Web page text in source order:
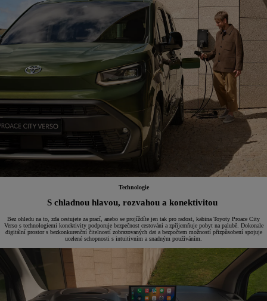
Technologie
S chladnou hlavou, rozvahou a konektivitou
Bez ohledu na to, zda cestujete za prací, anebo se projíždíte jen tak pro radost, kabina Toyoty Proace City
Verso s technologiemi konektivity podporuje bezpečnost cestování a zpříjemňuje pobyt na palubě. Dokonale
digitální prostor s bezkonkurenční čitelností zobrazovaných dat a bezpočtem možností přizpůsobení spojuje
ucelené schopnosti s intuitivním a snadným používáním.